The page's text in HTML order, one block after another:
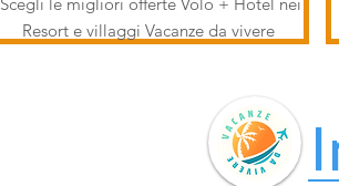
Resort e villaggi Vacanze da vivere